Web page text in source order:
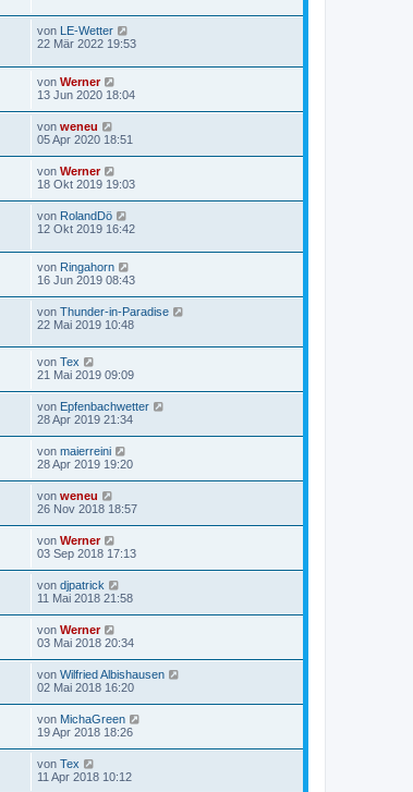
von LE-Wetter
22 Mär 2022 19:53
von Werner
13 Jun 2020 18:04
von weneu
05 Apr 2020 18:51
von Werner
18 Okt 2019 19:03
von RolandDö
12 Okt 2019 16:42
von Ringahorn
16 Jun 2019 08:43
von Thunder-in-Paradise
22 Mai 2019 10:48
von Tex
21 Mai 2019 09:09
von Epfenbachwetter
28 Apr 2019 21:34
von maierreini
28 Apr 2019 19:20
von weneu
26 Nov 2018 18:57
von Werner
03 Sep 2018 17:13
von djpatrick
11 Mai 2018 21:58
von Werner
03 Mai 2018 20:34
von Wilfried Albishausen
02 Mai 2018 16:20
von MichaGreen
19 Apr 2018 18:26
von Tex
11 Apr 2018 10:12